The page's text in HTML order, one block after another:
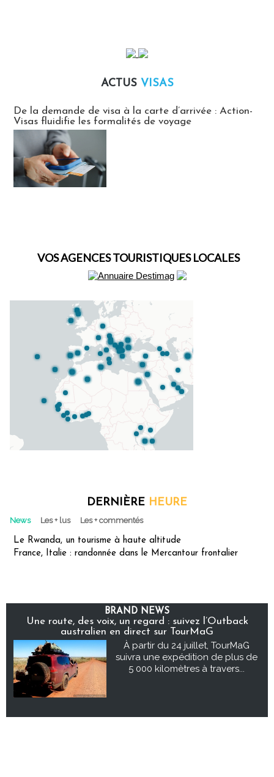
ACTUS VISAS
De la demande de visa à la carte d’arrivée : Action-
Visas fluidifie les formalités de voyage
VOS AGENCES TOURISTIQUES LOCALES
DERNIÈRE HEURE
News Les + lus Les + commentés
Le Rwanda, un tourisme à haute altitude
France, Italie : randonnée dans le Mercantour frontalier
BRAND NEWS
Une route, des voix, un regard : suivez l’Outback
australien en direct sur TourMaG
À partir du 24 juillet, TourMaG
suivra une expédition de plus de
5 000 kilomètres à travers...